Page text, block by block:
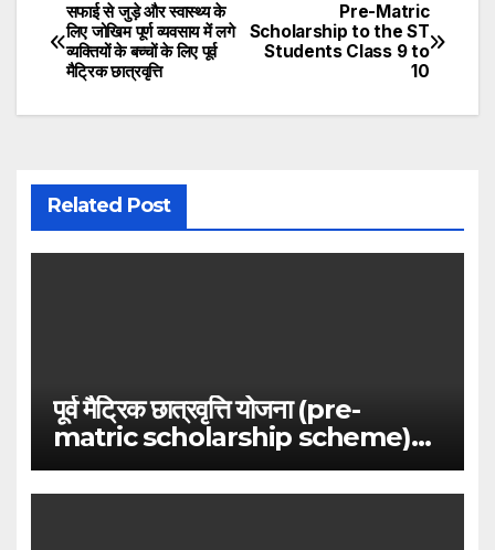
Post
navigation
Pre-Matric
Scholarship to the ST
Students Class 9 to
10
सफाई से जुड़े और स्वास्थ्य के
लिए जोखिम पूर्ण व्यवसाय में लगे
व्यक्तियों के बच्चों के लिए पूर्व
मैट्रिक छात्रवृत्ति
Related Post
पूर्व मैट्रिक छात्रवृत्ति योजना (pre-
matric scholarship scheme)
2021-22